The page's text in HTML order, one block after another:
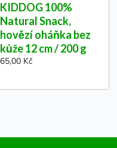
KIDDOG 100%
Natural Snack,
hovězí oháňka bez
kůže 12 cm / 200 g
65,00 Kč